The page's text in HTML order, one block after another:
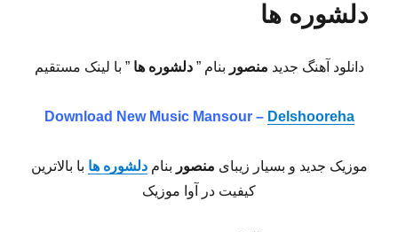
دلشوره ها
دانلود آهنگ جدید منصور بنام ”دلشوره ها” با لینک مستقیم
Download New MusicMansour – Delshooreha
موزیک جدید و بسیار زیبای منصور بنام دلشوره ها با بالاترین
کیفیت در آوا موزیک